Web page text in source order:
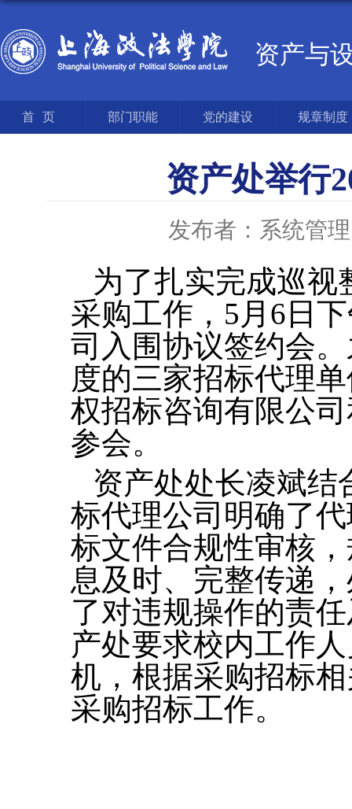
资产与
首页 部门职能 党的建设 规章制度
资产处举行
发布者：系统管
为了扎实完成巡视
采购工作，5月6日
司入围协议签约会
度的三家招标代理
权招标咨询有限公
参会。
资产处处长凌斌结
标代理公司明确了
标文件合规性审核
息及时、完整传递
了对违规操作的责
产处要求校内工作
机，根据采购招标
采购招标工作。